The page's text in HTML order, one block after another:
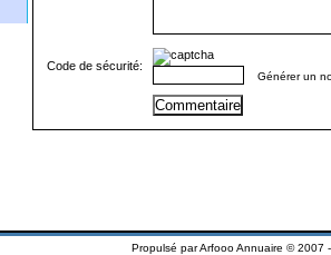
Code de sécurité:
Générer un
Propulsé parArfooo Annuaire © 2007